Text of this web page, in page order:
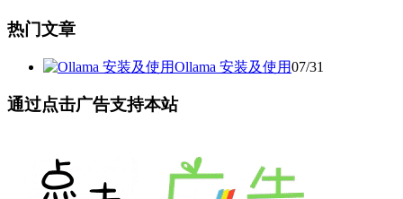
热门文章
Ollama 安装及使用07/31
通过点击广告支持本站